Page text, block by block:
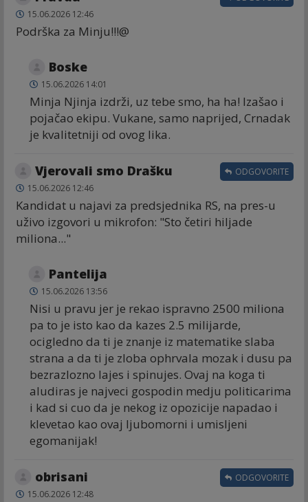
15.06.2026 12:46
Podrška za Minju!!!@
Boske
15.06.2026 14:01
Minja Njinja izdrži, uz tebe smo, ha ha! Izašao i
pojačao ekipu. Vukane, samo naprijed, Crnadak
je kvalitetniji od ovog lika.
Vjerovali smo Drašku
15.06.2026 12:46
Kandidat u najavi za predsjednika RS, na pres-u
uživo izgovori u mikrofon: "Sto četiri hiljade
miliona..."
ODGOVORITE
Pantelija
15.06.2026 13:56
Nisi u pravu jer je rekao ispravno 2500 miliona
pa to je isto kao da kazes 2.5 milijarde,
ocigledno da ti je znanje iz matematike slaba
strana a da ti je zloba ophrvala mozak i dusu pa
bezrazlozno lajes i spinujes. Ovaj na koga ti
aludiras je najveci gospodin medju politicarima
i kad si cuo da je nekog iz opozicije napadao i
klevetao kao ovaj ljubomorni i umisljeni
egomanijak!
obrisani
15.06.2026 12:48
ODGOVORITE